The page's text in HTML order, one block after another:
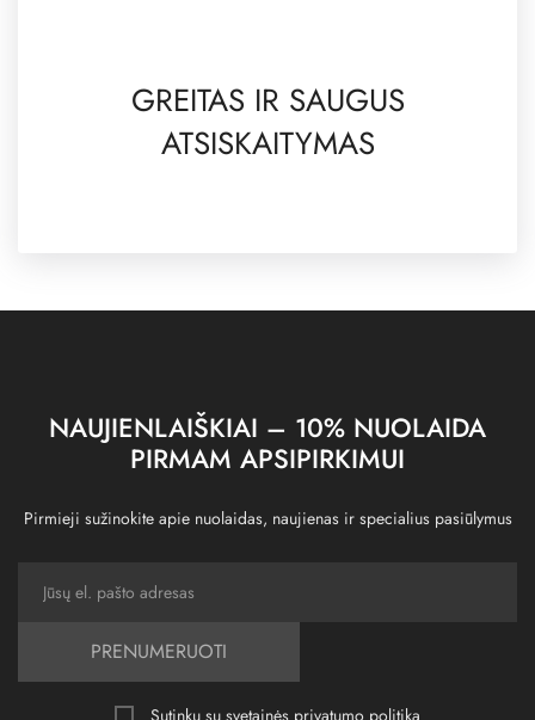
GREITAS IR SAUGUS
ATSISKAITYMAS
NAUJIENLAIŠKIAI – 10% NUOLAIDA
PIRMAM APSIPIRKIMUI
Pirmieji sužinokite apie nuolaidas, naujienas ir specialius pasiūlymus
PRENUMERUOTI
Sutinku su svetainės privatumo politika